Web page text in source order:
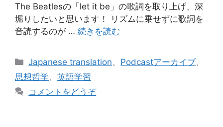
The Beatlesの「let it be」の歌詞を取り上げ、深
堀りしたいと思います！ リズムに乗せずに歌詞を
音読するのが … 続きを読む
カ
テ
リ
Japanese translation、 Podcastアーカイブ、
思想哲学、 英語学習
コメントをどうぞ